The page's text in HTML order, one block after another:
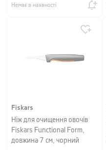
Немає в наявності
Fiskars
Ніж для очищення овочів
Fiskars Functional Form,
довжина 7 см, чорний